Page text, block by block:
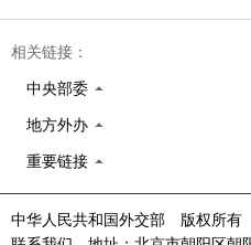
相关链接：
中央部委
地方外办
重要链接
中华人民共和国外交部 版权所有